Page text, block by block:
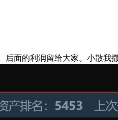
面的利润留给大家。小散我撤